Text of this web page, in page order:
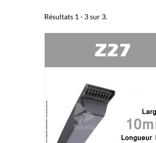
Résultats 1 - 3 sur 3.